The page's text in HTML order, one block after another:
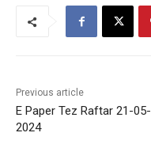
Previous article
E Paper Tez Raftar 21-05-
2024